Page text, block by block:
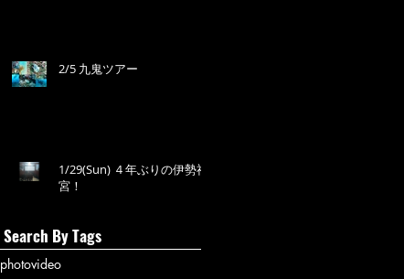
2/5 九鬼ツアー
1/29(Sun) ４年ぶりの伊勢神
宮！
Search By Tags
photovideo